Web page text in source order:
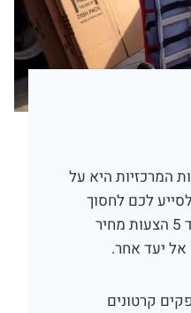
המרכזיות היא על
לכם לחסוך
באמצעות השוואה של עד 5 הצעות מחיר
אל יעד אחר.
קרטונים